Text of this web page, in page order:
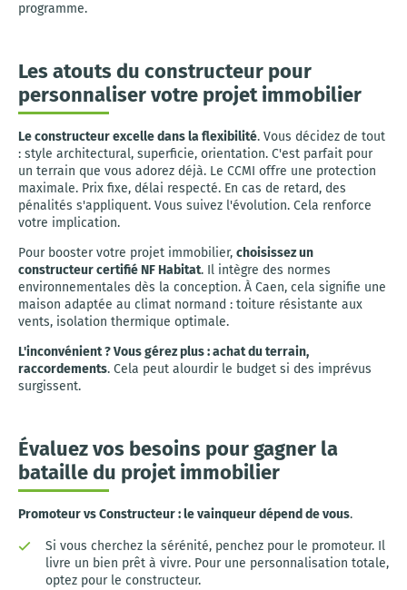
programme.
Les atouts du constructeur pour
personnaliser votre projet immobilier
Le constructeur excelle dans la flexibilité. Vous décidez de tout
: style architectural, superficie, orientation. C'est parfait pour
un terrain que vous adorez déjà. Le CCMI offre une protection
maximale. Prix fixe, délai respecté. En cas de retard, des
pénalités s'appliquent. Vous suivez l'évolution. Cela renforce
votre implication.
Pour booster votre projet immobilier, choisissez un
constructeur certifié NF Habitat. Il intègre des normes
environnementales dès la conception. À Caen, cela signifie une
maison adaptée au climat normand : toiture résistante aux
vents, isolation thermique optimale.
L'inconvénient ? Vous gérez plus : achat du terrain,
raccordements. Cela peut alourdir le budget si des imprévus
surgissent.
Évaluez vos besoins pour gagner la
bataille du projet immobilier
Promoteur vs Constructeur : le vainqueur dépend de vous.
Si vous cherchez la sérénité, penchez pour le promoteur. Il
livre un bien prêt à vivre. Pour une personnalisation totale,
optez pour le constructeur.